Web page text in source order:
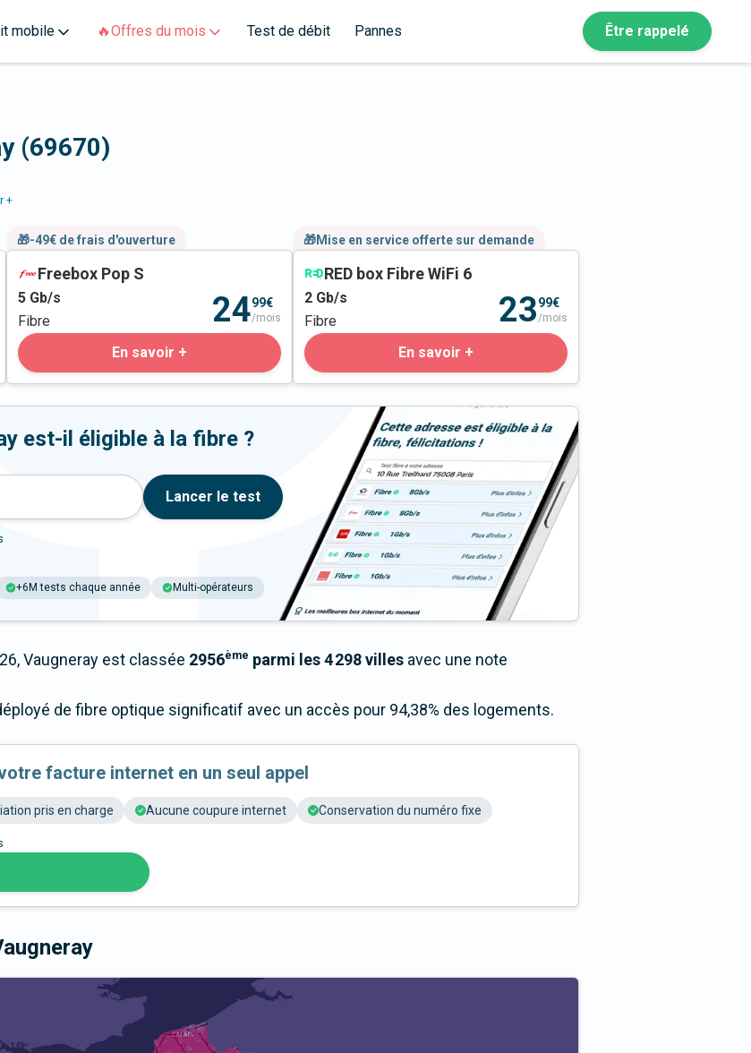
mobile 🔥Offres du mois Test de débit Pannes Être rappelé
(69670)
+
🎁-49€ de frais d'ouverture
Freebox Pop S
5 Gb/s
Fibre
2499€
/mois
En savoir +
🎁Mise en service offerte sur demande
RED box Fibre WiFi 6
2 Gb/s
Fibre
2399€
/mois
En savoir +
est-il éligible à la fibre ?
Lancer le test
+6M tests chaque année Multi-opérateurs
Vaugneray est classée 2956ème parmi les 4 298 villes avec une note
de fibre optique significatif avec un accès pour 94,38% des logements.
facture internet en un seul appel
pris en charge Aucune coupure internet Conservation du numéro fixe